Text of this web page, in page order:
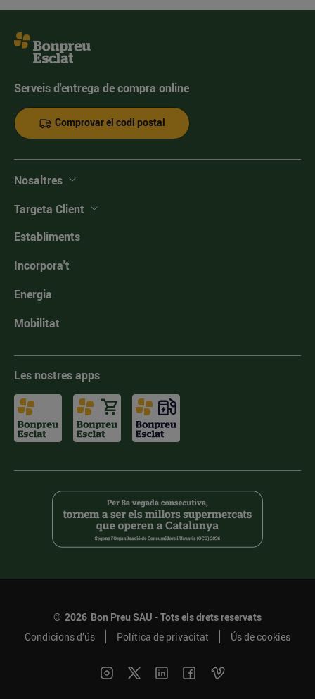
Serveis d'entrega de compra online
Comprovar el codi postal
Nosaltres
Targeta Client
Establiments
Incorpora't
Energia
Mobilitat
Les nostres apps
© 2026 Bon Preu SAU - Tots els drets reservats
Condicions d’ús
Política de privacitat Ús de cookies